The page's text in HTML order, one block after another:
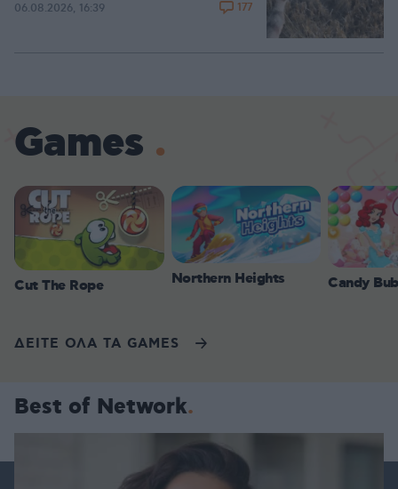
06.08.2026, 16:39 177
Games
Cut The Rope Northern Heights Candy
ΔΕΙΤΕ ΟΛΑ ΤΑ GAMES
Best of Network